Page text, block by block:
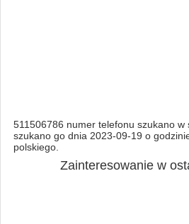
511506786 numer telefonu szukano w
szukano go dnia 2023-09-19 o
polskiego.
Zainteresowanie w